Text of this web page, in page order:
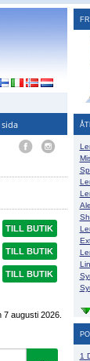
TILL BUTIK
TILL BUTIK
TILL BUTIK
7 augusti 2026.
1